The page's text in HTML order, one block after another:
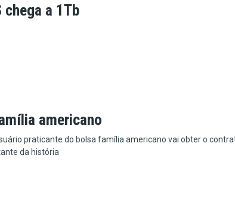
chega a 1Tb
americano
praticante do bolsa família americano vai obter o
da história